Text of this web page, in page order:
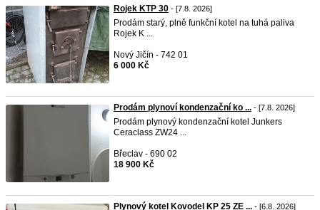
Rojek KTP 30 - [7.8. 2026]
Prodám starý, plně funkční kotel na tuhá paliva
Rojek K ...
Nový Jičín - 742 01
6 000 Kč
Prodám plynoví kondenzační ko ... - [7.8. 2026]
Prodám plynový kondenzační kotel Junkers
Ceraclass ZW24 ...
Břeclav - 690 02
18 900 Kč
Plynový kotel Kovodel KP 25 ZE ... - [6.8. 2026]